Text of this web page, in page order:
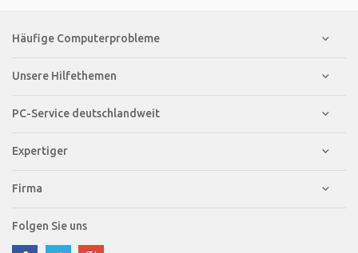
Häufige Computerprobleme
Unsere Hilfethemen
PC-Service deutschlandweit
Expertiger
Firma
Folgen Sie uns